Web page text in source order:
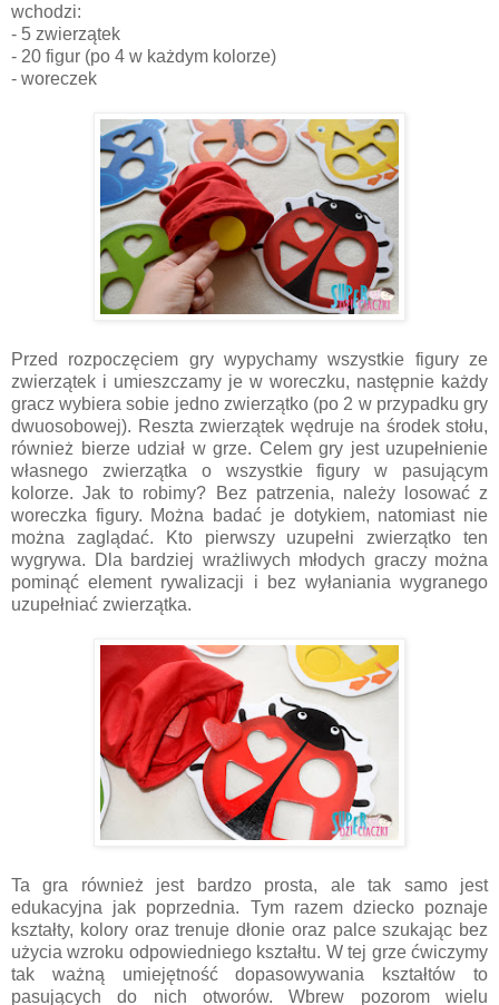
wchodzi:
- 5 zwierzątek
- 20 figur (po 4 w każdym kolorze)
- woreczek
Przed rozpoczęciem gry wypychamy wszystkie figury ze
zwierzątek i umieszczamy je w woreczku, następnie każdy
gracz wybiera sobie jedno zwierzątko (po 2 w przypadku gry
dwuosobowej). Reszta zwierzątek wędruje na środek stołu,
również bierze udział w grze. Celem gry jest uzupełnienie
własnego zwierzątka o wszystkie figury w pasującym
kolorze. Jak to robimy? Bez patrzenia, należy losować z
woreczka figury. Można badać je dotykiem, natomiast nie
można zaglądać. Kto pierwszy uzupełni zwierzątko ten
wygrywa. Dla bardziej wrażliwych młodych graczy można
pominąć element rywalizacji i bez wyłaniania wygranego
uzupełniać zwierzątka.
Ta gra również jest bardzo prosta, ale tak samo jest
edukacyjna jak poprzednia. Tym razem dziecko poznaje
kształty, kolory oraz trenuje dłonie oraz palce szukając bez
użycia wzroku odpowiedniego kształtu. W tej grze ćwiczymy
tak ważną umiejętność dopasowywania kształtów to
pasujących do nich otworów. Wbrew pozorom wielu